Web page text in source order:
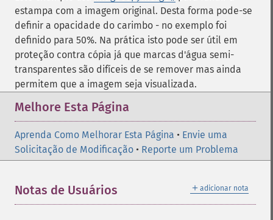
estampa com a imagem original. Desta forma pode-se
definir a opacidade do carimbo - no exemplo foi
definido para 50%. Na prática isto pode ser útil em
proteção contra cópia já que marcas d'água semi-
transparentes são difíceis de se remover mas ainda
permitem que a imagem seja visualizada.
Melhore Esta Página
Aprenda Como Melhorar Esta Página • Envie uma
Solicitação de Modificação • Reporte um Problema
＋ adicionar nota
Notas de Usuários